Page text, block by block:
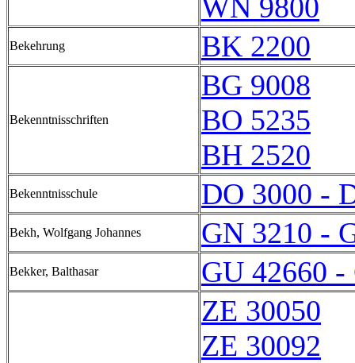
WN 9800
Bekehrung BK 2200
Bekenntnisschriften
BG 9008
BO 5235
BH 2520
Bekenntnisschule DO 3000 -
Bekh, Wolfgang Johannes GN 3210 -
Bekker, Balthasar GU 42660 -
ZE 30050
ZE 30092